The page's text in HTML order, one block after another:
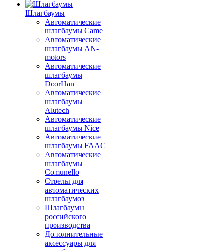
Шлагбаумы
Автоматические
шлагбаумы Came
Автоматические
шлагбаумы AN-
motors
Автоматические
шлагбаумы
DoorHan
Автоматические
шлагбаумы
Alutech
Автоматические
шлагбаумы Nice
Автоматические
шлагбаумы FAAC
Автоматические
шлагбаумы
Comunello
Стрелы для
автоматических
шлагбаумов
Шлагбаумы
российского
производства
Дополнительные
аксессуары для